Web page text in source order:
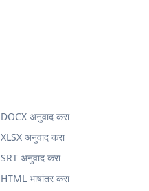
DOCX अनुवाद करा
XLSX अनुवाद करा
SRT अनुवाद करा
HTML भाषांतर करा